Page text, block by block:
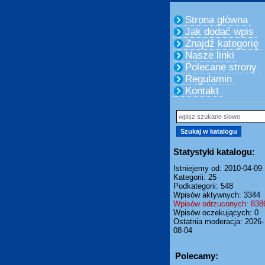
Strona główna
Jak dodać wpis
Znajdź kategorię
Nasze linki
Polecane strony
Regulamin
Kontakt
Statystyki katalogu:
Istniejemy od: 2010-04-09
Kategorii: 25
Podkategorii: 548
Wpisów aktywnych: 3344
Wpisów odrzuconych:
Wpisów oczekujących: 0
Ostatnia moderacja: 2026-
08-04
Polecamy: